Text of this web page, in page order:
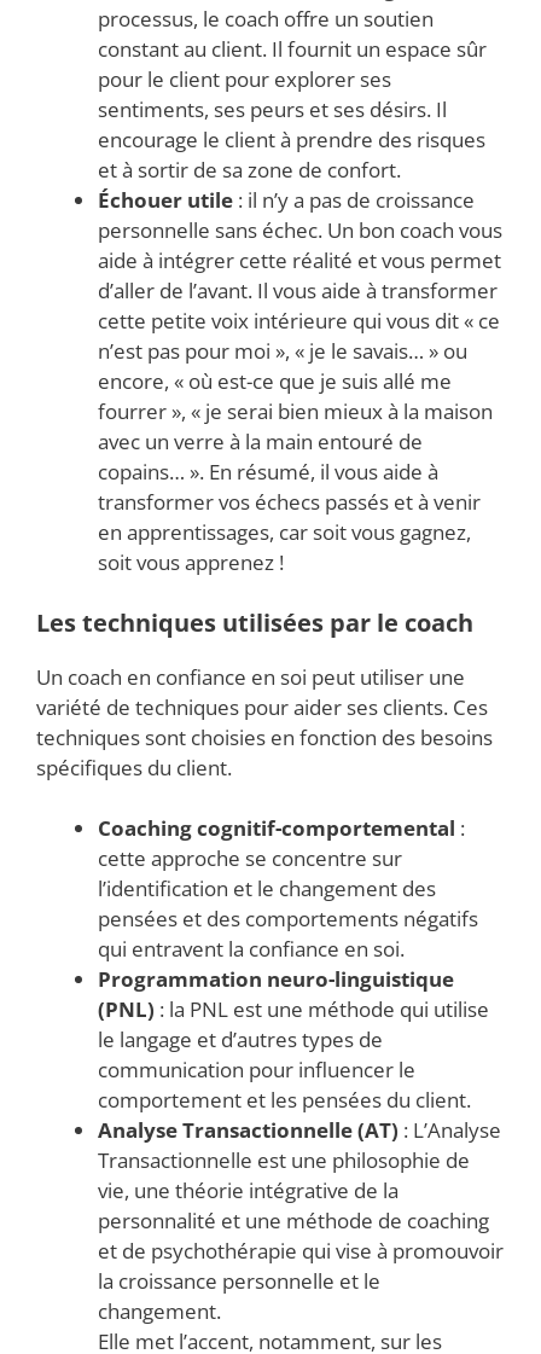
processus, le coach offre un soutien
constant au client. Il fournit un espace sûr
pour le client pour explorer ses
sentiments, ses peurs et ses désirs. Il
encourage le client à prendre des risques
et à sortir de sa zone de confort.
Échouer utile : il n’y a pas de croissance
personnelle sans échec. Un bon coach vous
aide à intégrer cette réalité et vous permet
d’aller de l’avant. Il vous aide à transformer
cette petite voix intérieure qui vous dit « ce
n’est pas pour moi », « je le savais… » ou
encore, « où est-ce que je suis allé me
fourrer », « je serai bien mieux à la maison
avec un verre à la main entouré de
copains… ». En résumé, il vous aide à
transformer vos échecs passés et à venir
en apprentissages, car soit vous gagnez,
soit vous apprenez !
Les techniques utilisées par le coach
Un coach en confiance en soi peut utiliser une
variété de techniques pour aider ses clients. Ces
techniques sont choisies en fonction des besoins
spécifiques du client.
Coaching cognitif-comportemental :
cette approche se concentre sur
l’identification et le changement des
pensées et des comportements négatifs
qui entravent la confiance en soi.
Programmation neuro-linguistique
(PNL) : la PNL est une méthode qui utilise
le langage et d’autres types de
communication pour influencer le
comportement et les pensées du client.
Analyse Transactionnelle (AT) : L’Analyse
Transactionnelle est une philosophie de
vie, une théorie intégrative de la
personnalité et une méthode de coaching
et de psychothérapie qui vise à promouvoir
la croissance personnelle et le
changement.
Elle met l’accent, notamment, sur les